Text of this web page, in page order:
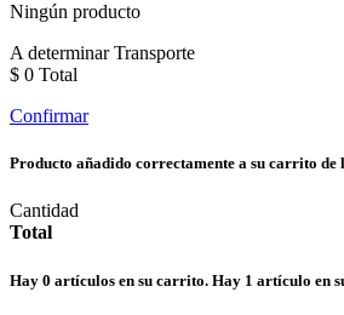
Ningún producto
A determinarTransporte
$ 0 Total
Confirmar
Producto añadido correctamente a su carrito de
Cantidad
Total
Hay 0 artículos en su carrito. Hay 1 artículo en